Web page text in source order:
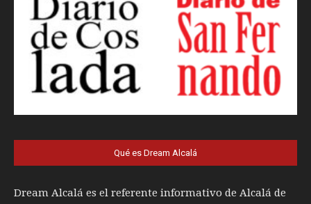
Qué es Dream Alcalá
Dream Alcalá es el referente informativo de Alcalá de